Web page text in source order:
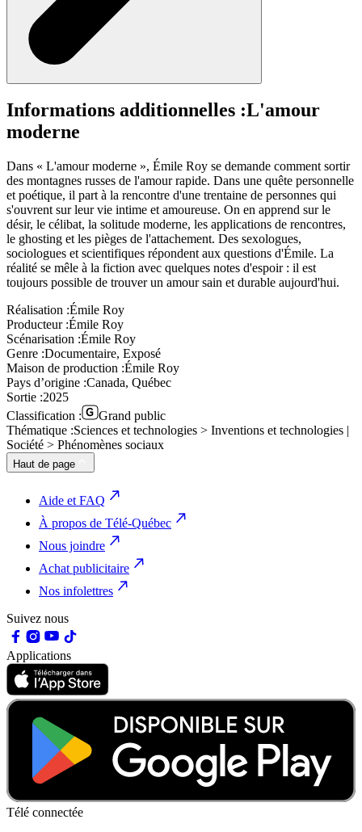
Informations additionnelles :L'amour
moderne
Dans « L'amour moderne », Émile Roy se demande comment sortir
des montagnes russes de l'amour rapide. Dans une quête personnelle
et poétique, il part à la rencontre d'une trentaine de personnes qui
s'ouvrent sur leur vie intime et amoureuse. On en apprend sur le
désir, le célibat, la solitude moderne, les applications de rencontres,
le ghosting et les pièges de l'attachement. Des sexologues,
sociologues et scientifiques répondent aux questions d'Émile. La
réalité se mêle à la fiction avec quelques notes d'espoir : il est
toujours possible de trouver un amour sain et durable aujourd'hui.
Réalisation :Émile Roy
Producteur :Émile Roy
Scénarisation :Émile Roy
Genre :Documentaire, Exposé
Maison de production :Émile Roy
Pays d’origine :Canada, Québec
Sortie :2025
Classification :
Grand public
Thématique :Sciences et technologies > Inventions et technologies |
Société > Phénomènes sociaux
Haut de page
Aide et FAQ
À propos de Télé-Québec
Nous joindre
Achat publicitaire
Nos infolettres
Suivez nous
Applications
Télé connectée